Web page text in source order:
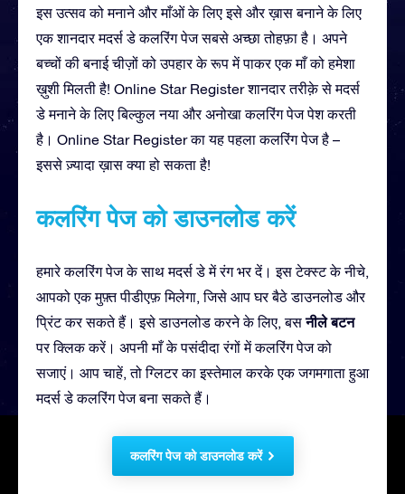
इस उत्सव को मनाने और माँओं के लिए इसे और ख़ास बनाने के लिए
एक शानदार मदर्स डे कलरिंग पेज सबसे अच्छा तोहफ़ा है। अपने
बच्चों की बनाई चीज़ों को उपहार के रूप में पाकर एक माँ को हमेशा
ख़ुशी मिलती है! Online Star Register शानदार तरीक़े से मदर्स
डे मनाने के लिए बिल्कुल नया और अनोखा कलरिंग पेज पेश करती
है। Online Star Register का यह पहला कलरिंग पेज है –
इससे ज़्यादा ख़ास क्या हो सकता है!
कलरिंग पेज को डाउनलोड करें
हमारे कलरिंग पेज के साथ मदर्स डे में रंग भर दें। इस टेक्स्ट के नीचे,
आपको एक मुफ़्त पीडीएफ़ मिलेगा, जिसे आप घर बैठे डाउनलोड और
प्रिंट कर सकते हैं। इसे डाउनलोड करने के लिए, बसनीले बटन
पर क्लिक करें। अपनी माँ के पसंदीदा रंगों में कलरिंग पेज को
सजाएं। आप चाहें, तो ग्लिटर का इस्तेमाल करके एक जगमगाता हुआ
मदर्स डे कलरिंग पेज बना सकते हैं।
कलरिंग पेज को डाउनलोड करें